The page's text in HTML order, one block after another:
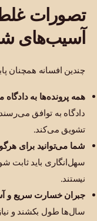
تصورات غلط
آسیب‌های
چندین افسانه همچنان
همه پرونده‌ها به دادگاه
دادگاه به توافق
تشویق می‌کند.
شما می‌توانید برای
سهل‌انگاری باید ثابت
نیستند.
جبران خسارت سریع و
سال‌ها طول بکشند و